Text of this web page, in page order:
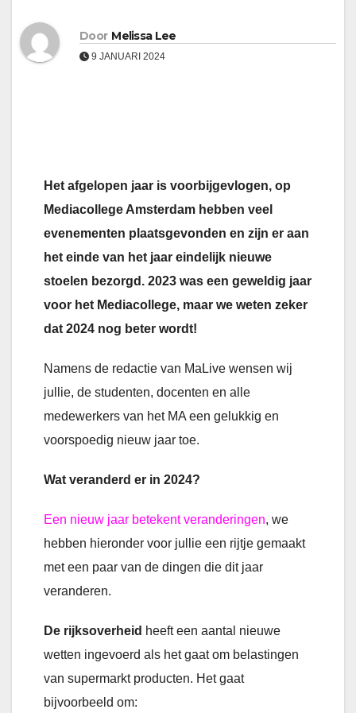
Door Melissa Lee
9 JANUARI 2024
Het afgelopen jaar is voorbijgevlogen, op
Mediacollege Amsterdam hebben veel
evenementen plaatsgevonden en zijn er aan
het einde van het jaar eindelijk nieuwe
stoelen bezorgd. 2023 was een geweldig jaar
voor het Mediacollege, maar we weten zeker
dat 2024 nog beter wordt!
Namens de redactie van MaLive wensen wij
jullie, de studenten, docenten en alle
medewerkers van het MA een gelukkig en
voorspoedig nieuw jaar toe.
Wat veranderd er in 2024?
Een nieuw jaar betekent veranderingen, we
hebben hieronder voor jullie een rijtje gemaakt
met een paar van de dingen die dit jaar
veranderen.
De rijksoverheid heeft een aantal nieuwe
wetten ingevoerd als het gaat om belastingen
van supermarkt producten. Het gaat
bijvoorbeeld om: